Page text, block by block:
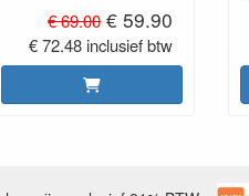
€ 69.00 € 59.90
€ 72.48 inclusief btw